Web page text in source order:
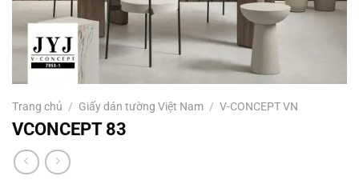
Trang chủ / Giấy dán tường Việt Nam / V-CONCEPT VN
VCONCEPT 83